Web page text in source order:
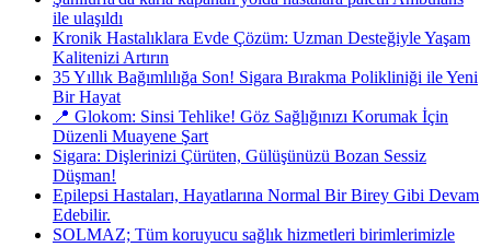
ile ulaşıldı
Kronik Hastalıklara Evde Çözüm: Uzman Desteğiyle Yaşam
Kalitenizi Artırın
35 Yıllık Bağımlılığa Son! Sigara Bırakma Polikliniği ile Yeni
Bir Hayat
📍 Glokom: Sinsi Tehlike! Göz Sağlığınızı Korumak İçin
Düzenli Muayene Şart
Sigara: Dişlerinizi Çürüten, Gülüşünüzü Bozan Sessiz
Düşman!
Epilepsi Hastaları, Hayatlarına Normal Bir Birey Gibi Devam
Edebilir.
SOLMAZ; Tüm koruyucu sağlık hizmetleri birimlerimizle